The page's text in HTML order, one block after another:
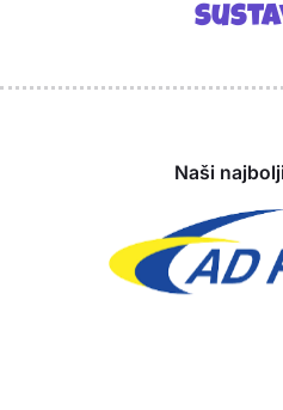
Naši